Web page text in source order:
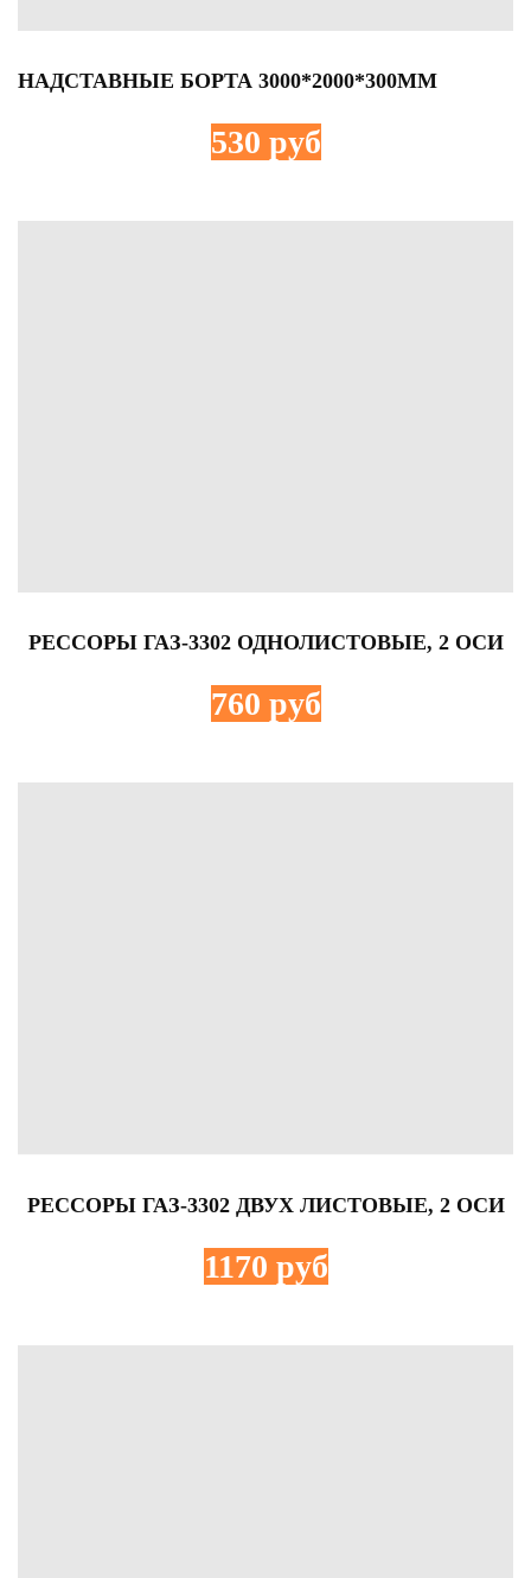
НАДСТАВНЫЕ БОРТА 3000*2000*300ММ
530 руб
РЕССОРЫ ГАЗ-3302 ОДНОЛИСТОВЫЕ, 2 ОСИ
760 руб
РЕССОРЫ ГАЗ-3302 ДВУХ ЛИСТОВЫЕ, 2 ОСИ
1170 руб